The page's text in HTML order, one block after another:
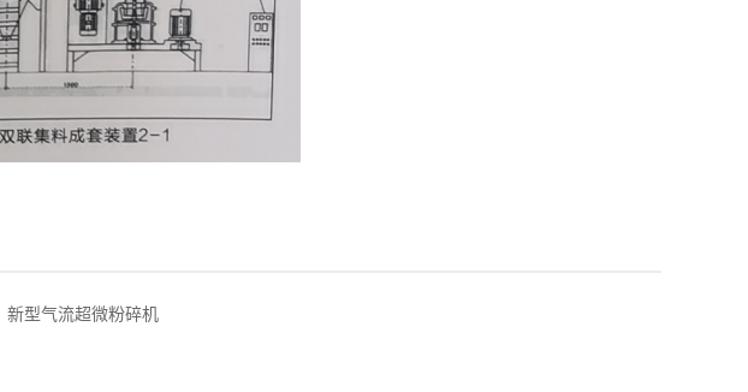
新型气流超微粉碎机